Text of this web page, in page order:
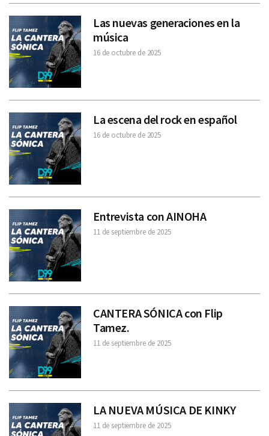
Las nuevas generaciones en la
música
16 de octubre de 2025
La escena del rock en español
16 de octubre de 2025
Entrevista con AINOHA
11 de septiembre de 2025
CANTERA SÓNICA con Flip
Tamez.
11 de septiembre de 2025
LA NUEVA MÚSICA DE KINKY
11 de septiembre de 2025